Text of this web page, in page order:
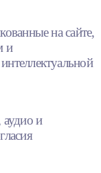
на сайте,
и
и